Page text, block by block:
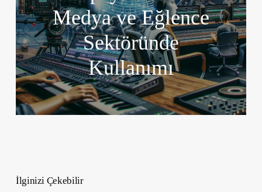
Medya ve Eğlence
Sektöründe
Kullanımı
İlginizi Çekebilir